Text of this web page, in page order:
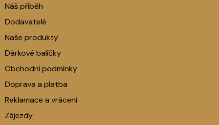
Náš příběh
Dodavatelé
Naše produkty
Dárkové balíčky
Obchodní podmínky
Doprava a platba
Reklamace a vrácení
Zájezdy